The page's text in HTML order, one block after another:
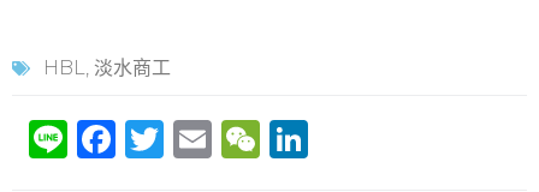
HBL, 淡水商工
Li F
T
E
W